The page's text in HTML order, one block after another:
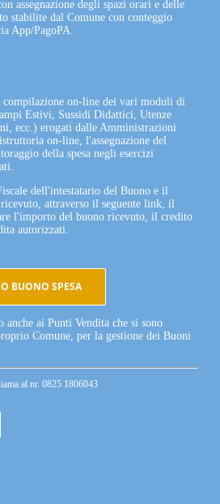
assegnazione degli spazi orari e delle
stabilite dal Comune con conteggio
App/PagoPA.
compilazione on-line dei vari moduli di
Estivi, Sussidi Didattici, Utenze
ecc.) erogati dalle Amministrazioni
on-line, l'assegnazione del
della spesa negli esercizi
dell'intestatario del Buono e il
ricevuto, attraverso il seguente link, il
l'importo del buono ricevuto, il credito
autorizzati.
BUONO SPESA
anche ai Punti Vendita che si sono
Comune, per la gestione dei Buoni
al nr. 0825 1806043